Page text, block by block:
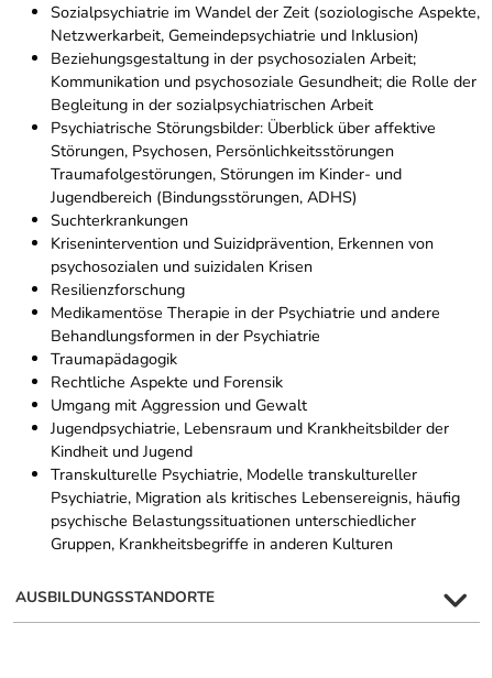
Sozialpsychiatrie im Wandel der Zeit (soziologische Aspekte,
Netzwerkarbeit, Gemeindepsychiatrie und Inklusion)
Beziehungsgestaltung in der psychosozialen Arbeit;
Kommunikation und psychosoziale Gesundheit; die Rolle der
Begleitung in der sozialpsychiatrischen Arbeit
Psychiatrische Störungsbilder: Überblick über affektive
Störungen, Psychosen, Persönlichkeitsstörungen
Traumafolgestörungen, Störungen im Kinder- und
Jugendbereich (Bindungsstörungen, ADHS)
Suchterkrankungen
Krisenintervention und Suizidprävention, Erkennen von
psychosozialen und suizidalen Krisen
Resilienzforschung
Medikamentöse Therapie in der Psychiatrie und andere
Behandlungsformen in der Psychiatrie
Traumapädagogik
Rechtliche Aspekte und Forensik
Umgang mit Aggression und Gewalt
Jugendpsychiatrie, Lebensraum und Krankheitsbilder der
Kindheit und Jugend
Transkulturelle Psychiatrie, Modelle transkultureller
Psychiatrie, Migration als kritisches Lebensereignis, häufig
psychische Belastungssituationen unterschiedlicher
Gruppen, Krankheitsbegriffe in anderen Kulturen
AUSBILDUNGSSTANDORTE